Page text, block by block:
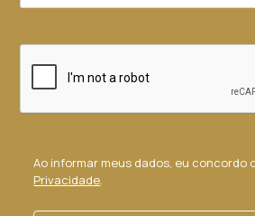
Ao informar meus dados, eu concordo
Privacidade.